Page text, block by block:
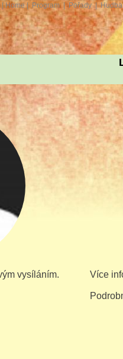
|Home | Program |Pořady|
vysíláním. Více